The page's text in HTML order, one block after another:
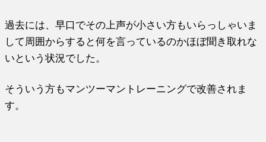
過去には、早口でその上声が小さい方もいらっしゃいま
して周囲からすると何を言っているのかほぼ聞き取れな
いという状況でした。
そういう方もマンツーマントレーニングで改善されま
す。